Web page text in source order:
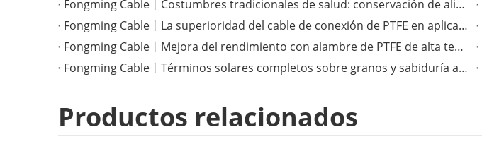
Fongming Cable丨Costumbres tradicionales de salud: conservación de alimentos y salud en la temporada de calor menor
Fongming Cable丨La superioridad del cable de conexión de PTFE en aplicaciones electrónicas de alta temperatura
Fongming Cable丨Mejora del rendimiento con alambre de PTFE de alta temperatura
Fongming Cable丨Términos solares completos sobre granos y sabiduría agrícola
Productos relacionados